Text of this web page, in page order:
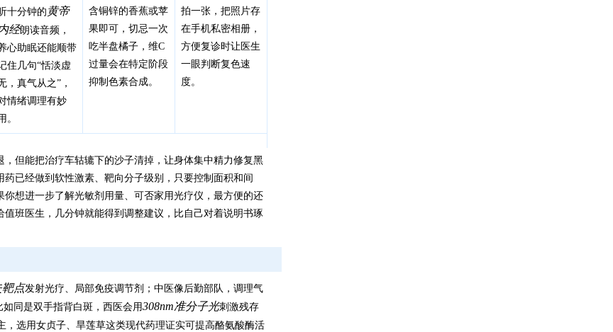
十分钟的黄帝
经朗读音频，
心助眠还能顺带
住几句“恬淡虚
，真气从之”，
情绪调理有妙
。
含铜锌的香蕉或苹
果即可，切忌一次
吃半盘橘子，维C
过量会在特定阶段
抑制色素合成。
拍一张，把照片存
在手机私密相册，
方便复诊时让医生
一眼判断复色速
度。
但能把治疗车轱辘下的沙子清掉，让身体集中精力修复黑
已经做到软性激素、靶向分子级别，只要控制面积和间
想进一步了解光敏剂用量、可否家用光疗仪，最方便的还
班医生，几分钟就能得到调整建议，比自己对着说明书琢
靶点发射光疗、局部免疫调节剂；中医像后勤部队，调理气
同是双手指背白斑，西医会用308nm准分子光刺激残存
，选用女贞子、旱莲草这类现代药理证实可提高酪氨酸酶活